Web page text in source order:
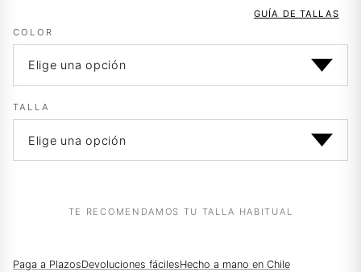
$12.990.$9.990.
GUÍA DE TALLAS
COLOR
TALLA
TE RECOMENDAMOS TU TALLA HABITUAL
Paga a PlazosDevoluciones fácilesHecho a mano en Chile